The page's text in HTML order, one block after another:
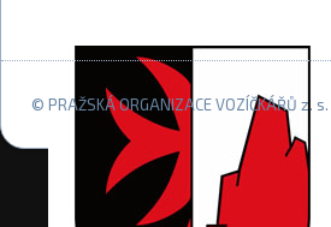
© PRAŽSKÁ ORGANIZACE VOZÍČKÁŘŮ z. s. |